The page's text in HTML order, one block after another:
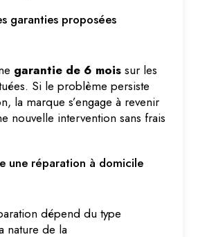
garanties proposées
garantie de 6 mois sur les
Si le problème persiste
la marque s’engage à revenir
nouvelle intervention sans frais
une réparation à domicile
dépend du type
nature de la